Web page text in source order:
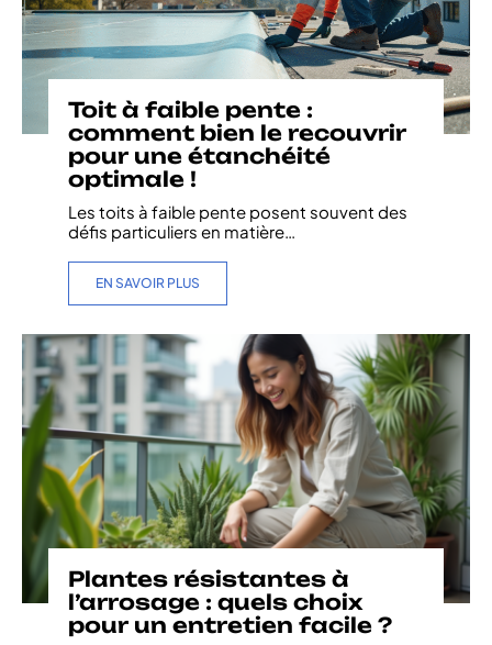
Toit à faible pente :
comment bien le recouvrir
pour une étanchéité
optimale !
Les toits à faible pente posent souvent des
défis particuliers en matière…
EN SAVOIR PLUS
Plantes résistantes à
l’arrosage : quels choix
pour un entretien facile ?